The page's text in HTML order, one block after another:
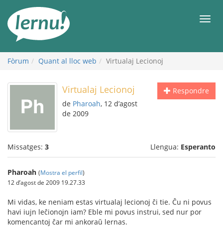
contingut
Fòrum Quant al lloc web Virtualaj Lecionoj
Respondre
Virtualaj Lecionoj
de Pharoah, 12 d’agost
de 2009
Missatges: 3 Llengua: Esperanto
Pharoah (Mostra el perfil)
12 d’agost de 2009 19.27.33
Mi vidas, ke neniam estas virtualaj lecionoj ĉi tie. Ĉu ni povus
havi iujn leĉionojn iam? Eble mi povus instrui, sed nur por
komencantoj ĉar mi ankoraŭ lernas.